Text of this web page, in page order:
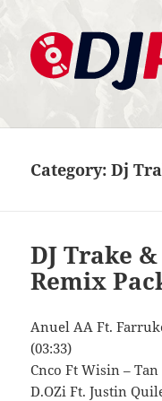
Category:Dj
DJ Trake
Remix
Anuel AA Ft.
(03:33)
Cnco Ft Wisin – Tan
D.OZi Ft. Justin